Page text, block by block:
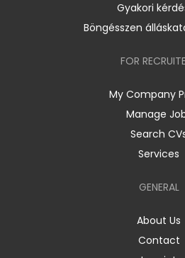
Gyakori
Böngésszen
FOR
My Company
Manage
Search
Services
GENERAL
About Us
Contact